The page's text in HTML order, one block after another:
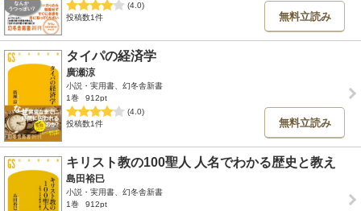
(4.0)
投稿数1件
無料立読み
タイパの経済学
廣瀬涼
小説・実用書、幻冬舎新書
1巻
912pt
(4.0)
投稿数1件
無料立読み
キリスト教の100聖人 人名でわかる歴史と教え
島田裕巳
小説・実用書、幻冬舎新書
1巻
912pt